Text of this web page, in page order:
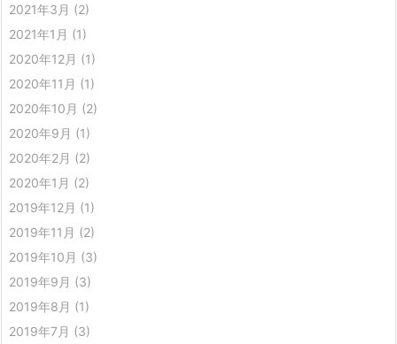
2021年3月 (2)
2021年1月 (1)
2020年12月 (1)
2020年11月 (1)
2020年10月 (2)
2020年9月 (1)
2020年2月 (2)
2020年1月 (2)
2019年12月 (1)
2019年11月 (2)
2019年10月 (3)
2019年9月 (3)
2019年8月 (1)
2019年7月 (3)